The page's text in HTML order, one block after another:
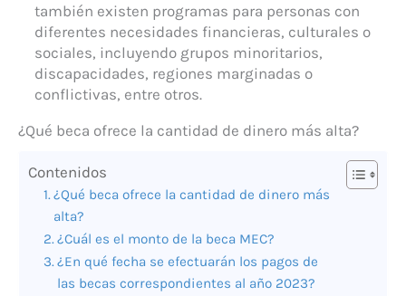
también existen programas para personas con
diferentes necesidades financieras, culturales o
sociales, incluyendo grupos minoritarios,
discapacidades, regiones marginadas o
conflictivas, entre otros.
¿Qué beca ofrece la cantidad de dinero más alta?
Contenidos
¿Qué beca ofrece la cantidad de dinero más
alta?
¿Cuál es el monto de la beca MEC?
¿En qué fecha se efectuarán los pagos de
las becas correspondientes al año 2023?